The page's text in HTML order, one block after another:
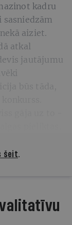
kadru
aiziet.
atkal
jautājumu
būs tāda,
šeit.